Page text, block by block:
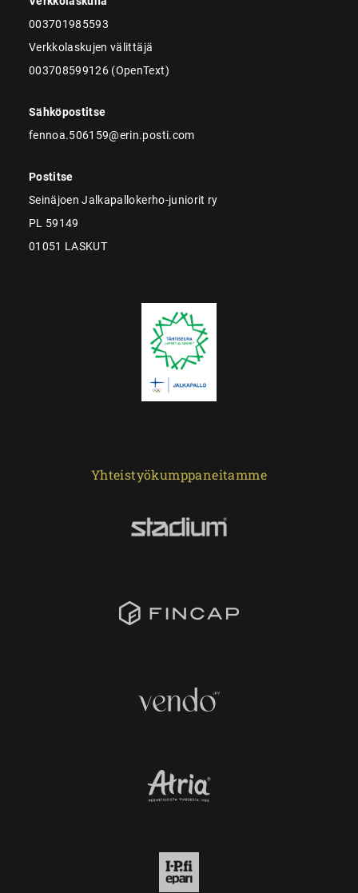
003701985593
Verkkolaskujen välittäjä
003708599126 (OpenText)
Sähköpostitse
fennoa.506159@erin.posti.com
Postitse
Seinäjoen Jalkapallokerho-juniorit ry
PL 59149
01051 LASKUT
Yhteistyökumppaneitamme